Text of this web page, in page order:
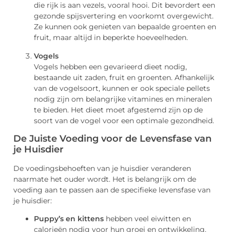
die rijk is aan vezels, vooral hooi. Dit bevordert een
gezonde spijsvertering en voorkomt overgewicht.
Ze kunnen ook genieten van bepaalde groenten en
fruit, maar altijd in beperkte hoeveelheden.
Vogels
Vogels hebben een gevarieerd dieet nodig,
bestaande uit zaden, fruit en groenten. Afhankelijk
van de vogelsoort, kunnen er ook speciale pellets
nodig zijn om belangrijke vitamines en mineralen
te bieden. Het dieet moet afgestemd zijn op de
soort van de vogel voor een optimale gezondheid.
De Juiste Voeding voor de Levensfase van
je Huisdier
De voedingsbehoeften van je huisdier veranderen
naarmate het ouder wordt. Het is belangrijk om de
voeding aan te passen aan de specifieke levensfase van
je huisdier:
Puppy’s en kittens hebben veel eiwitten en
calorieën nodig voor hun groei en ontwikkeling.